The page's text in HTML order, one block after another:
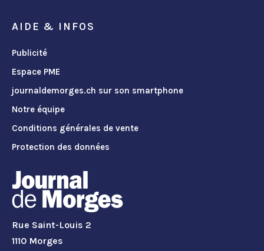
AIDE & INFOS
Publicité
Espace PME
journaldemorges.ch sur son smartphone
Notre équipe
Conditions générales de vente
Protection des données
Rue Saint-Louis 2
1110 Morges